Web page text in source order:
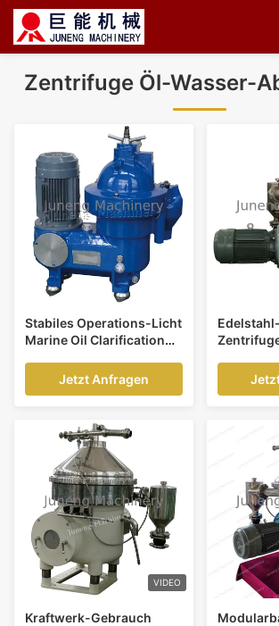
Zentrifuge Öl-Wasser-
Stabiles Operations-Licht
Marine Oil Clarification
Centrifuge Separators
Jetzt Anfragen
für
VIDEO
Kraftwerk-Gebrauch